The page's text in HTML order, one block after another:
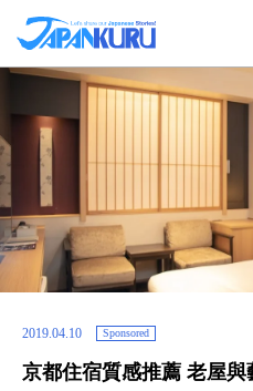
2019.04.10 Sponsored
京都住宿質感推薦 老屋